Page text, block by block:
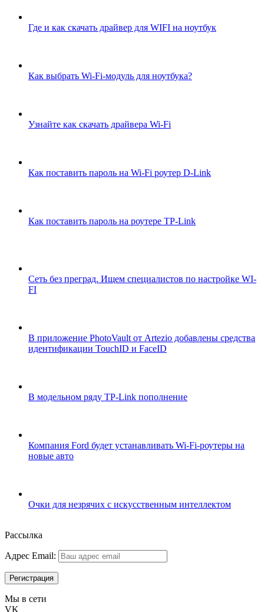
Где и как скачать драйвер для WIFI на ноутбук
Как выбрать Wi-Fi-модуль для ноутбука?
Узнайте как скачать драйвера Wi-Fi
Как поставить пароль на Wi-Fi роутер D-Link
Как поставить пароль на роутере TP-Link
Сеть без преград. Ищем специалистов по настройке WI-
FI
В приложение PhotoVault от Artezio добавлены средства
идентификации TouchID и FaceID
В модельном ряду TP-Link пополнение
Компания Ford будет устанавливать Wi-Fi-роутеры на
новые авто
Очки для незрячих с искусственным интеллектом
Рассылка
Адрес Email:
Мы в сети
VK